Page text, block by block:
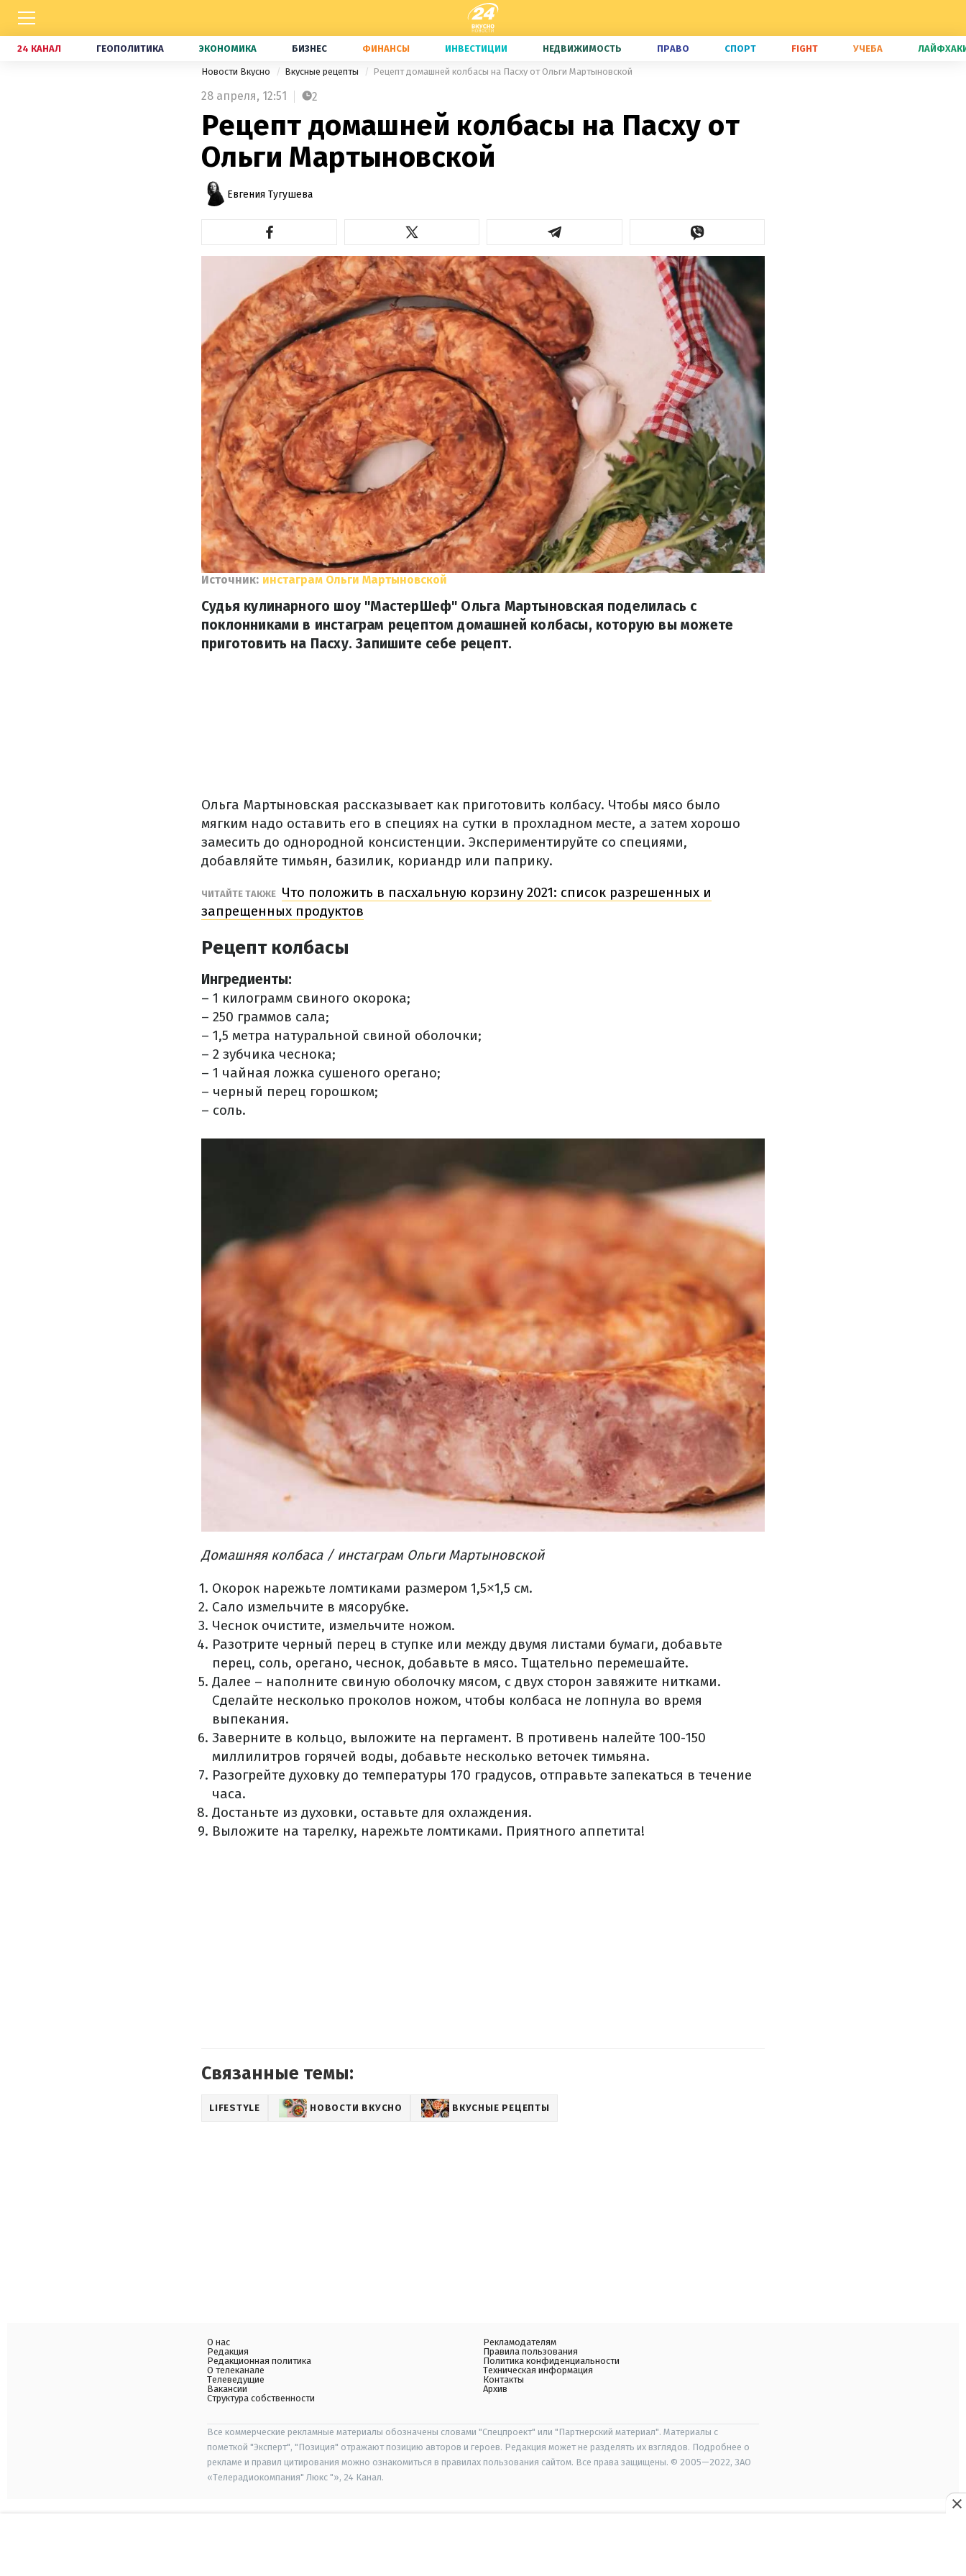
24 КАНАЛ ГЕОПОЛИТИКА ЭКОНОМИКА БИЗНЕС ФИНАНСЫ ИНВЕСТИЦИИ НЕДВИЖИМОСТЬ ПРАВО СПОРТ FIGHT УЧЕБА
Новости Вкусно Вкусные рецепты Рецепт домашней колбасы на Пасху от Ольги Мартыновской
28 апреля, 12:51 2
Рецепт домашней колбасы на Пасху от
Ольги Мартыновской
Евгения Тугушева
Источник: инстаграм Ольги Мартыновской
Судья кулинарного шоу "МастерШеф" Ольга Мартыновская поделилась с
поклонниками в инстаграм рецептом домашней колбасы, которую вы можете
приготовить на Пасху. Запишите себе рецепт.
Ольга Мартыновская рассказывает как приготовить колбасу. Чтобы мясо было
мягким надо оставить его в специях на сутки в прохладном месте, а затем хорошо
замесить до однородной консистенции. Экспериментируйте со специями,
добавляйте тимьян, базилик, кориандр или паприку.
ЧИТАЙТЕ ТАКЖЕ Что положить в пасхальную корзину 2021: список разрешенных и
запрещенных продуктов
Рецепт колбасы
Ингредиенты:
– 1 килограмм свиного окорока;
– 250 граммов сала;
– 1,5 метра натуральной свиной оболочки;
– 2 зубчика чеснока;
– 1 чайная ложка сушеного орегано;
– черный перец горошком;
– соль.
Домашняя колбаса / инстаграм Ольги Мартыновской
Окорок нарежьте ломтиками размером 1,5×1,5 см.
Сало измельчите в мясорубке.
Чеснок очистите, измельчите ножом.
Разотрите черный перец в ступке или между двумя листами бумаги, добавьте
перец, соль, орегано, чеснок, добавьте в мясо. Тщательно перемешайте.
Далее – наполните свиную оболочку мясом, с двух сторон завяжите нитками.
Сделайте несколько проколов ножом, чтобы колбаса не лопнула во время
выпекания.
Заверните в кольцо, выложите на пергамент. В противень налейте 100-150
миллилитров горячей воды, добавьте несколько веточек тимьяна.
Разогрейте духовку до температуры 170 градусов, отправьте запекаться в течение
часа.
Достаньте из духовки, оставьте для охлаждения.
Выложите на тарелку, нарежьте ломтиками. Приятного аппетита!
Связанные темы:
LIFESTYLE НОВОСТИ ВКУСНО ВКУСНЫЕ РЕЦЕПТЫ
О нас
Редакция
Редакционная политика
О телеканале
Телеведущие
Вакансии
Структура собственности
Рекламодателям
Правила пользования
Политика конфиденциальности
Техническая информация
Контакты
Архив
Все коммерческие рекламные материалы обозначены словами "Спецпроект" или "Партнерский материал". Материалы с
пометкой "Эксперт", "Позиция" отражают позицию авторов и героев. Редакция может не разделять их взглядов. Подробнее о
рекламе и правил цитирования можно ознакомиться в правилах пользования сайтом. Все права защищены. © 2005—2022, ЗАО
«Телерадиокомпания" Люкс "», 24 Канал.